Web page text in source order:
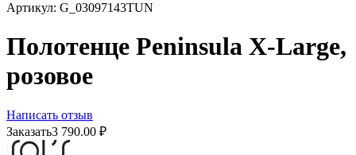
Артикул: G_03097143TUN
Полотенце Peninsula X-Large,
розовое
Написать отзыв
Заказать3 790.00 ₽